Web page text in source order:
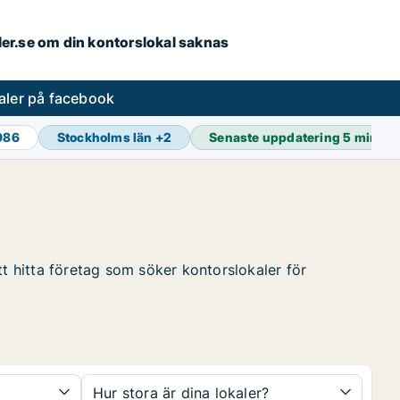
om din kontorslokal saknas
på facebook
Stockholms län +2 Senaste uppdatering5 min
hitta företag som söker kontorslokaler för
Hur stora är dina lokaler?